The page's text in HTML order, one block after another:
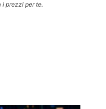
i prezzi per te.